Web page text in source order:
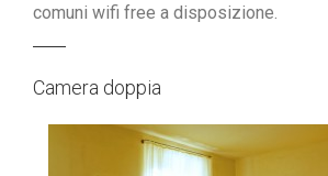
comuni wifi free a disposizione.
Camera doppia